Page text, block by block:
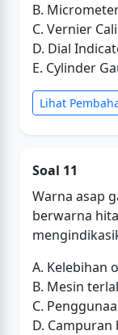
B.
C. Vernier
D. Dial
E. Cylinder
Lihat
Soal 11
Warna asap
berwarna
A. Kelebihan
B. Mesin
C.
D.